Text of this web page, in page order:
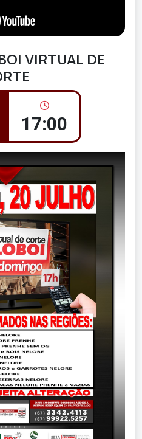
VIRTUAL DE
17:00